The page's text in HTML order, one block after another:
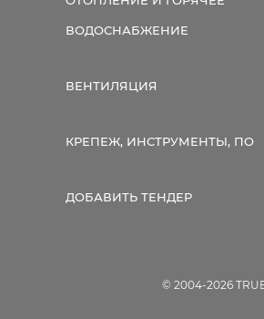
ВОДОСНАБЖЕНИЕ
ВЕНТИЛЯЦИЯ
КРЕПЕЖ, ИНСТРУМЕНТЫ, ПО
ДОБАВИТЬ ТЕНДЕР
© 2004-2026